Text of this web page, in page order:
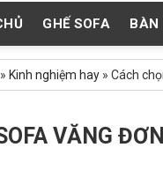
GHẾ SOFA BÀN
» Kinh nghiệm hay » Cách
VĂNG